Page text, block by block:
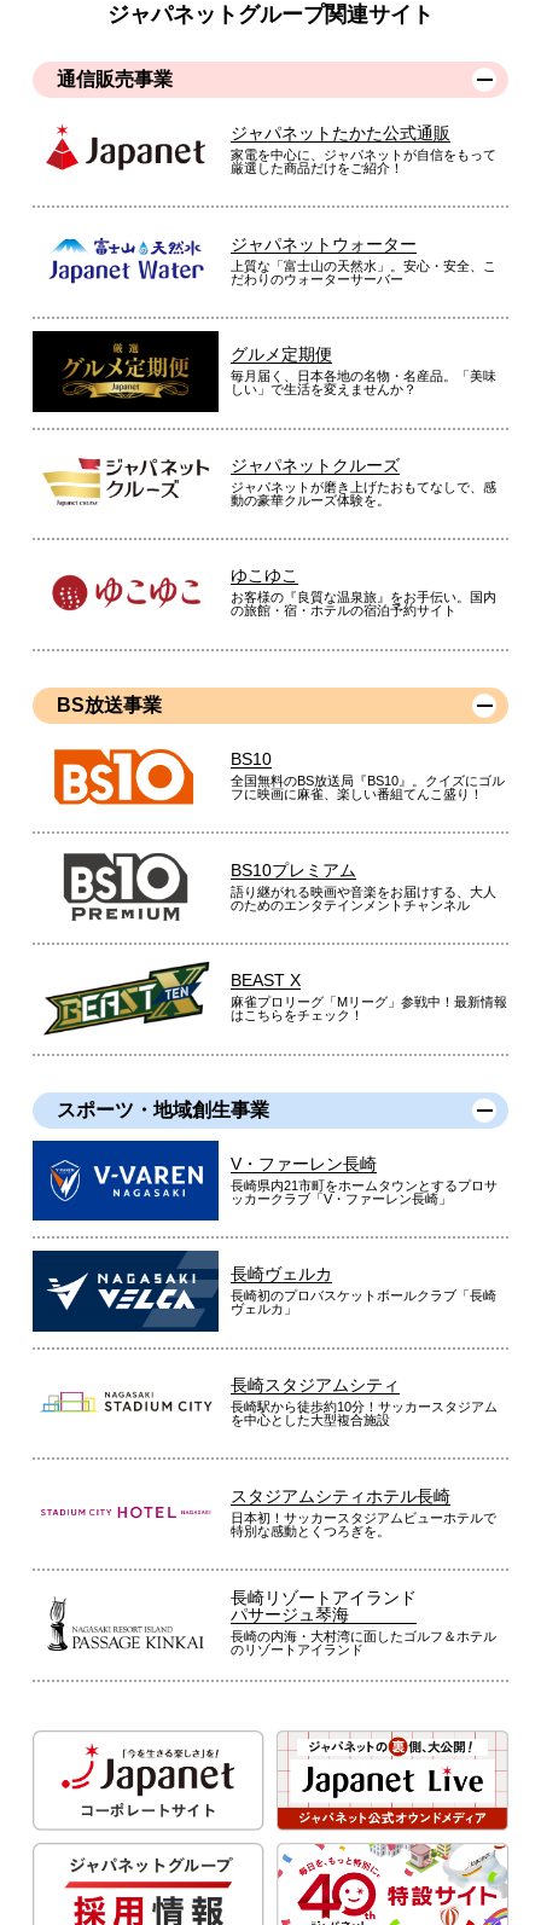
ジャパネットグループ関連サイト
通信販売事業
ジャパネットたかた公式通販
家電を中心に、ジャパネットが自信をもって
厳選した商品だけをご紹介！
ジャパネットウォーター
上質な「富士山の天然水」。安心・安全、こ
だわりのウォーターサーバー
グルメ定期便
毎月届く、日本各地の名物・名産品。「美味
しい」で生活を変えませんか？
ジャパネットクルーズ
ジャパネットが磨き上げたおもてなしで、感
動の豪華クルーズ体験を。
ゆこゆこ
お客様の『良質な温泉旅』をお手伝い。国内
の旅館・宿・ホテルの宿泊予約サイト
BS放送事業
BS10
全国無料のBS放送局『BS10』。クイズにゴル
フに映画に麻雀、楽しい番組てんこ盛り！
BS10プレミアム
語り継がれる映画や音楽をお届けする、大人
のためのエンタテインメントチャンネル
BEAST X
麻雀プロリーグ「Mリーグ」参戦中！最新情報
はこちらをチェック！
スポーツ・地域創生事業
V・ファーレン長崎
長崎県内21市町をホームタウンとするプロサ
ッカークラブ「V・ファーレン長崎」
長崎ヴェルカ
長崎初のプロバスケットボールクラブ「長崎
ヴェルカ」
長崎スタジアムシティ
長崎駅から徒歩約10分！サッカースタジアム
を中心とした大型複合施設
スタジアムシティホテル長崎
日本初！サッカースタジアムビューホテルで
特別な感動とくつろぎを。
長崎リゾートアイランド
パサージュ琴海
長崎の内海・大村湾に面したゴルフ＆ホテル
のリゾートアイランド